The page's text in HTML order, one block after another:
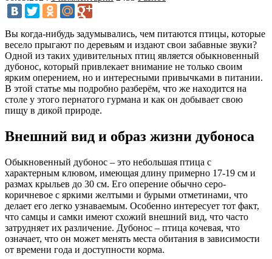
Вы когда-нибудь задумывались, чем питаются птицы, которые
весело прыгают по деревьям и издают свои забавные звуки?
Одной из таких удивительных птиц является обыкновенный
дубонос, который привлекает внимание не только своим
ярким оперением, но и интересными привычками в питании.
В этой статье мы подробно разберём, что же находится на
столе у этого пернатого гурмана и как он добывает свою
пищу в дикой природе.
Внешний вид и образ жизни дубоносa
Обыкновенный дубонос – это небольшая птица с
характерным клювом, имеющая длину примерно 17-19 см и
размах крыльев до 30 см. Его оперение обычно серо-
коричневое с яркими желтыми и бурыми отметинами, что
делает его легко узнаваемым. Особенно интересует тот факт,
что самцы и самки имеют схожий внешний вид, что часто
затрудняет их различение. Дубонос – птица кочевая, что
означает, что он может менять места обитания в зависимости
от времени года и доступности корма.